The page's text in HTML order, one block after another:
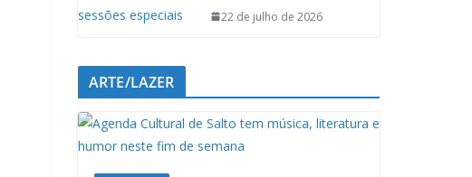
22 de julho de 2026
ARTE/LAZER